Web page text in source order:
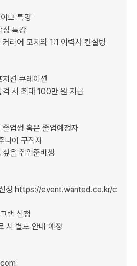
브 특강
성 특강
리어 코치의 1:1 이력서 컨설팅
션 큐레이션
시 최대 100만 원 지급
업생 혹은 졸업예정자
니어 구직자
은 취업준비생
청 https://event.wanted.co.kr/c
램 신청
시 별도 안내 예정